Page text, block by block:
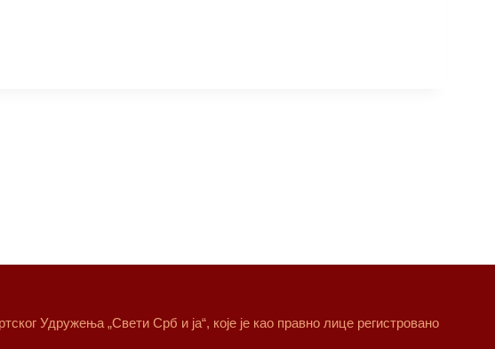
Удружења „Свети Срб и ја“, које је као правно лице регистровано